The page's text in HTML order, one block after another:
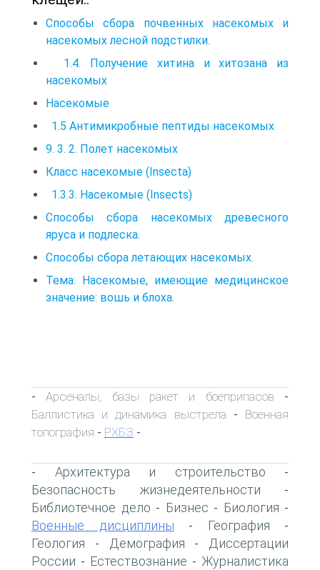
Способы сбора почвенных насекомых и
насекомых лесной подстилки.
1.4. Получение хитина и хитозана из
насекомых
Насекомые
1.5 Антимикробные пептиды насекомых
9. 3. 2. Полет насекомых
Класс насекомые (Insecta)
1.3.3. Насекомые (Insects)
Способы сбора насекомых древесного
яруса и подлеска.
Способы сбора летающих насекомых.
Тема: Насекомые, имеющие медицинское
значение: вошь и блоха.
-Арсеналы, базы ракет и боеприпасов -
Баллистика и динамика выстрела - Военная
топография - РХБЗ -
- Архитектура и строительство -
Безопасность жизнедеятельности -
Библиотечное дело - Бизнес - Биология -
Военные дисциплины - География -
Геология - Демография - Диссертации
России - Естествознание - Журналистика